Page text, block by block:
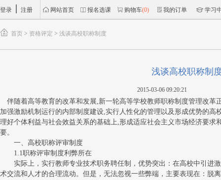
登录 注册 网站首页 报名选课 购物车(0) 我的订单 学习
首页 > 资格评定 > 浅谈高校职称制度
浅谈高校职称制
2015-03-06 09:20:21
伴随着高等教育的改革和发展,新一轮高等学校教师职称制度管理改革
加强激励机制运行的内部制度建设,实行人性化的管理以及形成优势的
理好个体利益与社会效益关系的基础上,形成适应社会主义市场经济要求
要。
一、高校职称评审制度
1.1职称评审制度利弊所在
实际上，实行教师专业技术职务聘任制，优势突出：在高校中引进
术交流和人才的合理流动。但是，无法忽视一些弊端，主要表现在：脱